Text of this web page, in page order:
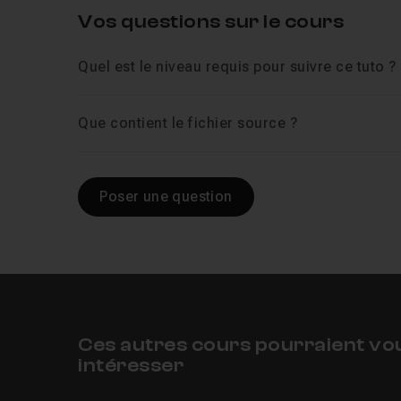
Leçon 12 Ecrire la liste des produits
Leçon 15 Attention au typage !
Leçon 17 Supprimer un produit 06m49
Vos questions sur le cours
Quel est le niveau requis pour suivre ce tuto ?
Que contient le fichier source ?
Poser une question
Ces autres cours pourraient
intéresser